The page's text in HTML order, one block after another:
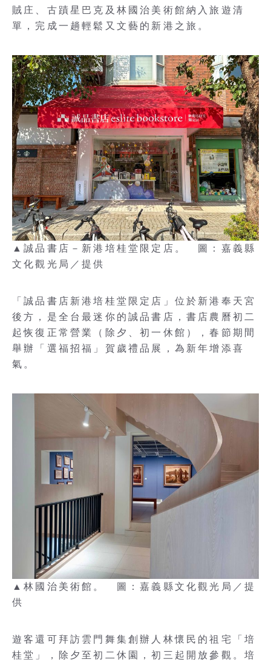
賊庄、古蹟星巴克及林國治美術館納入旅遊清
單，完成一趟輕鬆又文藝的新港之旅。
▲誠品書店－新港培桂堂限定店。 圖：嘉義縣
文化觀光局／提供
「誠品書店新港培桂堂限定店」位於新港奉天宮
後方，是全台最迷你的誠品書店，書店農曆初二
起恢復正常營業（除夕、初一休館），春節期間
舉辦「選福招福」賀歲禮品展，為新年增添喜
氣。
▲林國治美術館。 圖：嘉義縣文化觀光局／提
供
遊客還可拜訪雲門舞集創辦人林懷民的祖宅「培
桂堂」，除夕至初二休園，初三起開放參觀。培